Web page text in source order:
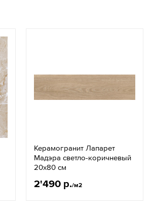
Керамогранит Лапарет
Мадэра светло-коричневый
20x80 см
2'490 р./м2